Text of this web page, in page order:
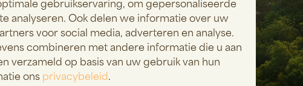
Play
gebruikservaring, om gepersonaliseerde
analyseren. Ook delen we informatie over uw
voor social media, adverteren en analyse.
combineren met andere informatie die u aan
verzameld op basis van uw gebruik van hun
ons privacybeleid.